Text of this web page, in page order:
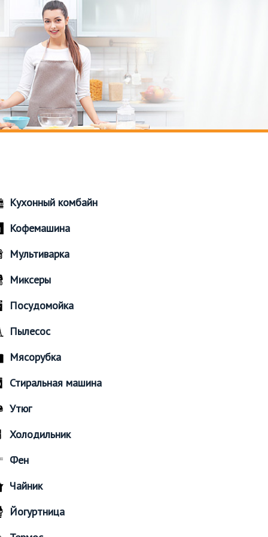
Кухонный комбайн
Кофемашина
Мультиварка
Миксеры
Посудомойка
Пылесос
Мясорубка
Стиральная машина
Утюг
Холодильник
Фен
Чайник
Йогуртница